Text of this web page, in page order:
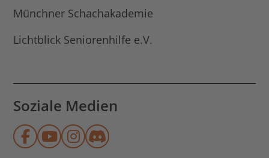
Münchner Schachakademie
Lichtblick Seniorenhilfe e.V.
Soziale Medien
Münchner Stadtbibliothek auf
Münchner Stadtbibliothek auf
Münchner Stadtbibliothek
Münchner